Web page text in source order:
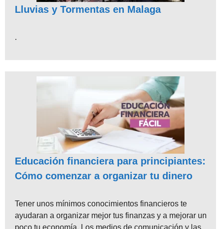
Lluvias y Tormentas en Malaga
.
Educación financiera para principiantes:
Cómo comenzar a organizar tu dinero
Tener unos mínimos conocimientos financieros te
ayudaran a organizar mejor tus finanzas y a mejorar un
poco tu economía. Los medios de comunicación y las